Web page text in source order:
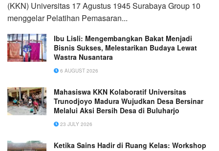
(KKN) Universitas 17 Agustus 1945 Surabaya Group 10
menggelar Pelatihan Pemasaran...
Ibu Lisli: Mengembangkan Bakat Menjadi
Bisnis Sukses, Melestarikan Budaya Lewat
Wastra Nusantara
6 AUGUST 2026
Mahasiswa KKN Kolaboratif Universitas
Trunodjoyo Madura Wujudkan Desa Bersinar
Melalui Aksi Bersih Desa di Buluharjo
23 JULY 2026
Ketika Sains Hadir di Ruang Kelas: Workshop